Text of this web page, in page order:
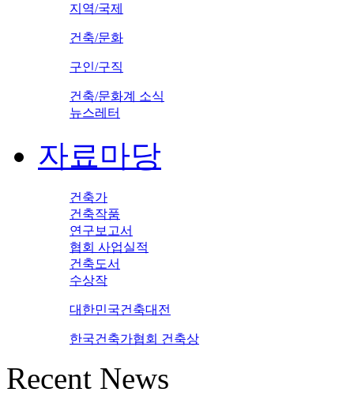
지역/국제
건축/문화
구인/구직
건축/문화계 소식
뉴스레터
자료마당
건축가
건축작품
연구보고서
협회 사업실적
건축도서
수상작
대한민국건축대전
한국건축가협회 건축상
Recent News